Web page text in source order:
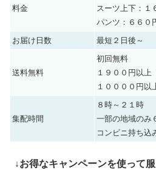
料金
スーツ上下：１
パンツ：６６０
お届け日数
最短２日後～
送料無料
初回無料
１９００円以上
１００００円以
集配時間
８時～２１時
一部の地域のみ
コンビニ持ち込
↓お得なキャンペーンを使って